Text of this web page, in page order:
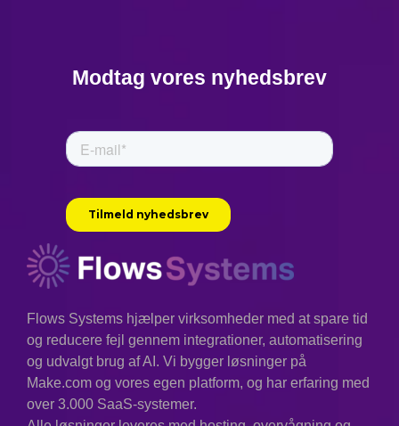
Modtag vores nyhedsbrev
Flows Systems hjælper virksomheder med at spare tid
og reducere fejl gennem integrationer, automatisering
og udvalgt brug af AI. Vi bygger løsninger på
Make.com og vores egen platform, og har erfaring med
over 3.000 SaaS-systemer.